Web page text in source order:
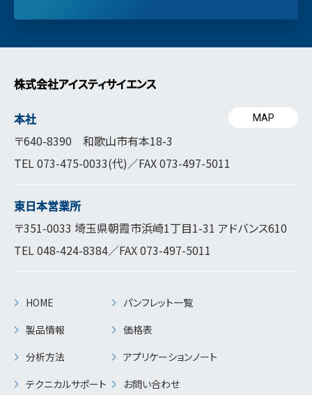
株式会社アイスティサイエンス
本社
〒640-8390 和歌山市有本18-3
TEL073-475-0033(代)／FAX 073-497-5011
MAP
東日本営業所
〒351-0033 埼玉県朝霞市浜崎1丁目1-31 アドバンス610
TEL048-424-8384／FAX 073-497-5011
HOME
製品情報
分析方法
テクニカルサポート
パンフレット一覧
価格表
アプリケーションノート
お問い合わせ